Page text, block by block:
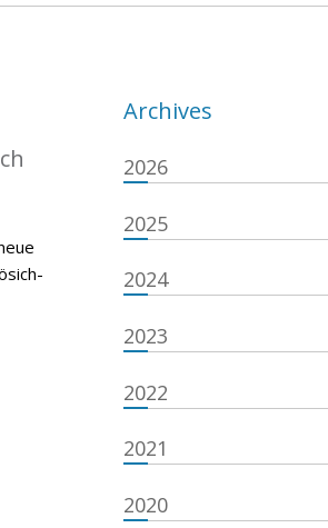
Archives
2026
2025
2024
2023
2022
2021
2020